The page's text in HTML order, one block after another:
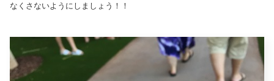
なくさないようにしましょう！！